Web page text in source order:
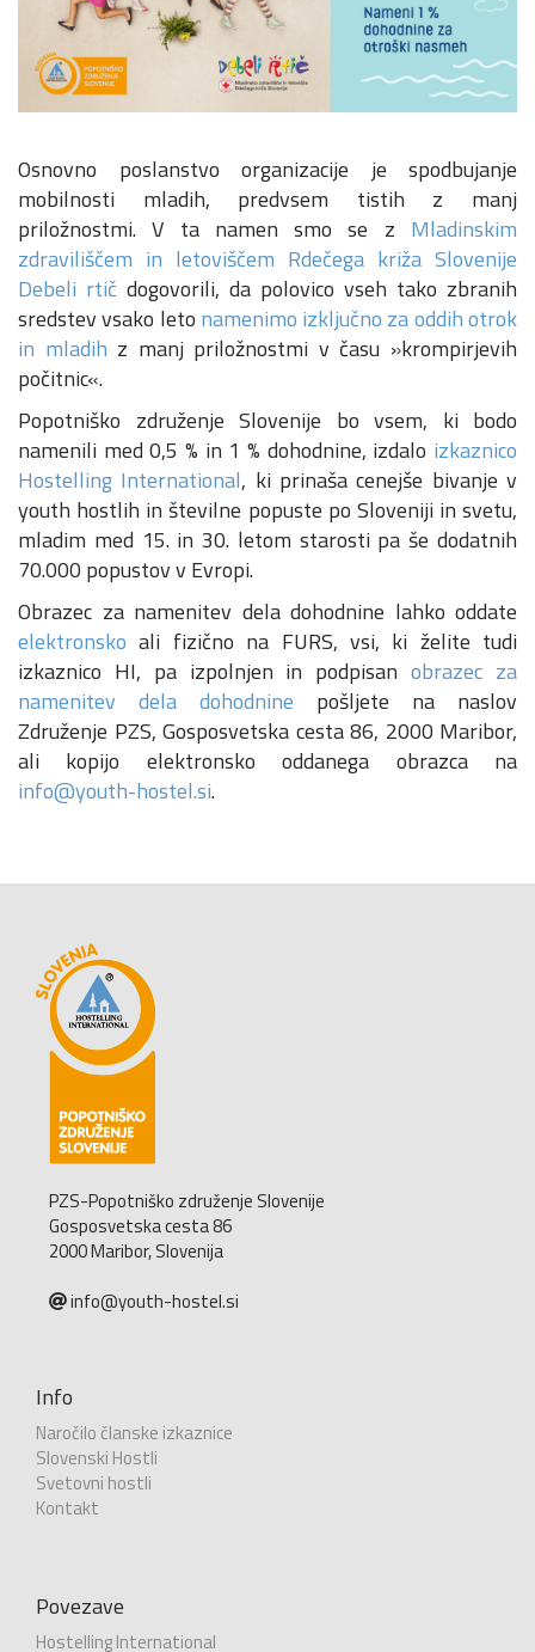
Osnovno poslanstvo organizacije je spodbujanje
mobilnosti mladih, predvsem tistih z manj
priložnostmi. V ta namen smo se z Mladinskim
zdraviliščem in letoviščem Rdečega križa Slovenije
Debeli rtič dogovorili, da polovico vseh tako zbranih
sredstev vsako leto namenimo izključno za oddih otrok
in mladih z manj priložnostmi v času »krompirjevih
počitnic«.
Popotniško združenje Slovenije bo vsem, ki bodo
namenili med 0,5 % in 1 % dohodnine, izdalo izkaznico
Hostelling International, ki prinaša cenejše bivanje v
youth hostlih in številne popuste po Sloveniji in svetu,
mladim med 15. in 30. letom starosti pa še dodatnih
70.000 popustov v Evropi.
Obrazec za namenitev dela dohodnine lahko oddate
elektronsko ali fizično na FURS, vsi, ki želite tudi
izkaznico HI, pa izpolnjen in podpisanobrazec za
namenitev dela dohodnine pošljete na naslov
Združenje PZS, Gosposvetska cesta 86, 2000 Maribor,
ali kopijo elektronsko oddanega obrazca na
info@youth-hostel.si.
PZS-Popotniško združenje Slovenije
Gosposvetska cesta 86
2000 Maribor, Slovenija
info@youth-hostel.si
Info
Naročilo članske izkaznice
Slovenski Hostli
Svetovni hostli
Kontakt
Povezave
Hostelling International